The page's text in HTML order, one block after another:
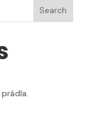
Search